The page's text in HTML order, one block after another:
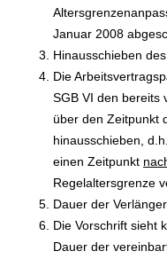
Januar 2008
Hinausschieben
Die
SGB VI den bereits
über den Zeitpunkt
hinausschieben,
einen Zeitpunkt
Regelaltersgrenze
Dauer der
Die Vorschrift sieht
Dauer der